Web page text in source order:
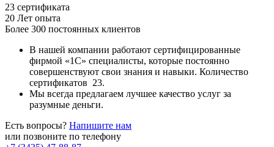
23 сертификата
20 Лет опыта
Более 300 постоянных клиентов
В нашей компании работают сертифицированные
фирмой «1С» специалисты, которые постоянно
совершенствуют свои знания и навыки. Количество
сертификатов 23.
Мы всегда предлагаем лучшее качество услуг за
разумные деньги.
Есть вопросы? Напишите нам
или позвоните по телефону